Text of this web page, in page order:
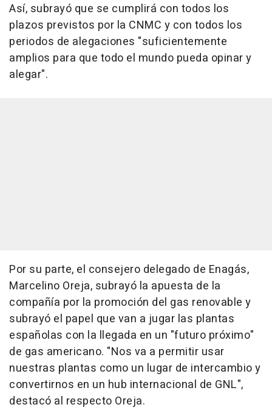
Así, subrayó que se cumplirá con todos los
plazos previstos por la CNMC y con todos los
periodos de alegaciones "suficientemente
amplios para que todo el mundo pueda opinar y
alegar".
Por su parte, el consejero delegado de Enagás,
Marcelino Oreja, subrayó la apuesta de la
compañía por la promoción del gas renovable y
subrayó el papel que van a jugar las plantas
españolas con la llegada en un "futuro próximo"
de gas americano. "Nos va a permitir usar
nuestras plantas como un lugar de intercambio y
convertirnos en un hub internacional de GNL",
destacó al respecto Oreja.